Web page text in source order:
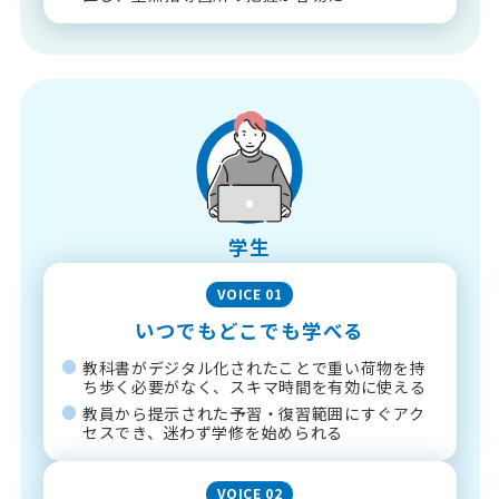
学生
VOICE 01
いつでもどこでも学べる
教科書がデジタル化されたことで重い荷物を持
ち歩く必要がなく、スキマ時間を有効に使える
教員から提示された予習・復習範囲にすぐアク
セスでき、迷わず学修を始められる
VOICE 02